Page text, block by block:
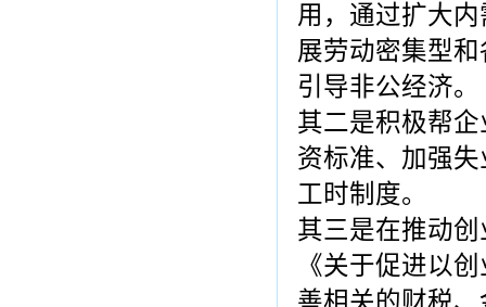
用，通过扩大
展劳动密集型
引导非公经济。
其二是积极帮
资标准、加强
工时制度。
其三是在推动
《关于促进以